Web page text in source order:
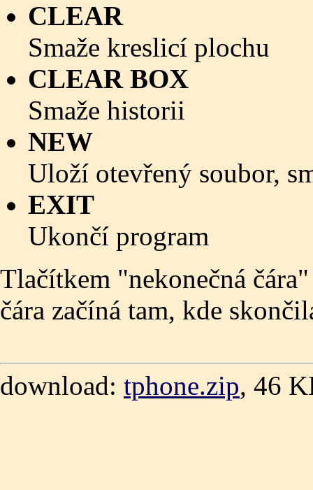
CLEAR
Smaže kreslicí plochu
CLEAR BOX
Smaže historii
NEW
Uloží otevřený soubor,
EXIT
Ukončí program
Tlačítkem "nekonečná
čára začíná tam, kde
download: tphone.zip, 46